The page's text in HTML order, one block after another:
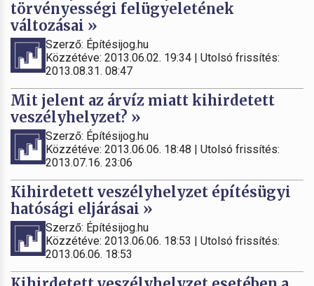
törvényességi felügyeletének
változásai »
Szerző: Építésijog.hu
Közzétéve: 2013.06.02. 19:34 | Utolsó frissítés:
2013.08.31. 08:47
Mit jelent az árvíz miatt kihirdetett
veszélyhelyzet? »
Szerző: Építésijog.hu
Közzétéve: 2013.06.06. 18:48 | Utolsó frissítés:
2013.07.16. 23:06
Kihirdetett veszélyhelyzet építésügyi
hatósági eljárásai »
Szerző: Építésijog.hu
Közzétéve: 2013.06.06. 18:53 | Utolsó frissítés:
2013.06.06. 18:53